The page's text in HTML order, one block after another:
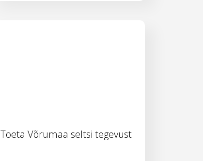
Toeta Võrumaa seltsi tegevust